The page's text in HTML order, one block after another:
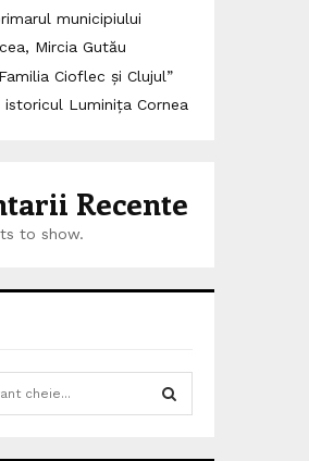
municipiului
Mircia Gutău
Cioflec și Clujul”
Luminița Cornea
Recente
to show.